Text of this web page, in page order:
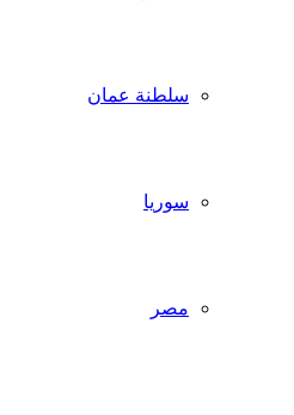
سلطنة عمان
سوريا
مصر